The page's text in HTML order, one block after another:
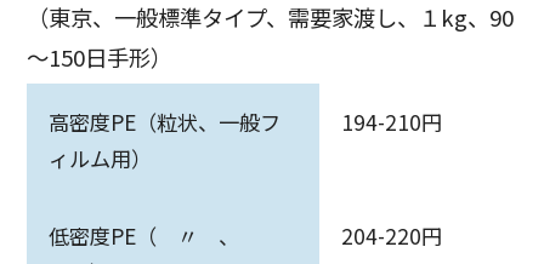
（東京、一般標準タイプ、需要家渡し、１kg、90
～150日手形）
高密度PE（粒状、一般フ
ィルム用）
194-210円
低密度PE（ 〃 、
204-220円